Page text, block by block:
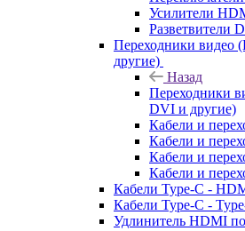
Усилители
Разветвители
Переходники видео
другие)
Назад
Переходники
DVI и другие)
Кабели и
Кабели и
Кабели и
Кабели и
Кабели Type-C -
Кабели Type-C -
Удлинитель HDMI